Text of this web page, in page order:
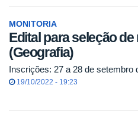
MONITORIA
Edital para seleção
(Geografia)
Inscrições: 27 a 28 de setembro
19/10/2022 - 19:23